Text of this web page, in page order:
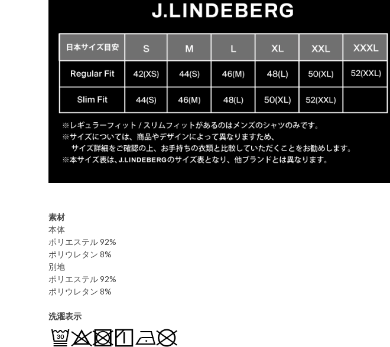
素材
本体
ポリエステル 92%
ポリウレタン 8%
別地
ポリエステル 92%
ポリウレタン 8%
洗濯表示